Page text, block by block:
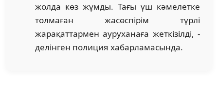
жолда көз жұмды. Тағы үш кәмелетке
толмаған жасөспірім түрлі
жарақаттармен ауруханаға жеткізілді, -
делінген полиция хабарламасында.